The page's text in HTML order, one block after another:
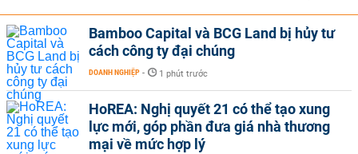
Bamboo Capital và BCG Land bị hủy tư
cách công ty đại chúng
DOANH NGHIỆP - 1 phút trước
HoREA: Nghị quyết 21 có thể tạo xung
lực mới, góp phần đưa giá nhà thương
mại về mức hợp lý